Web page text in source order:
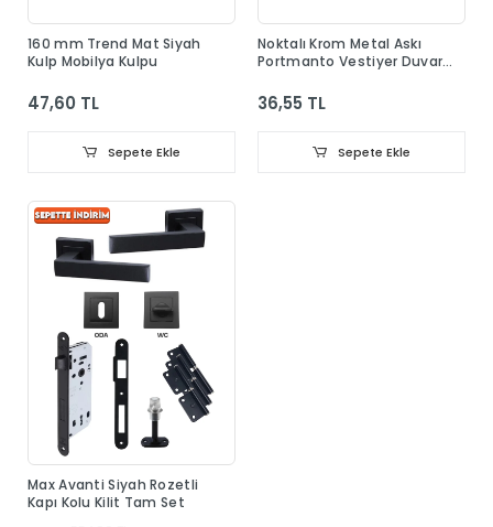
160 mm Trend Mat Siyah
Kulp Mobilya Kulpu
47,60 TL
Sepete Ekle
Noktalı Krom Metal Askı
Portmanto Vestiyer Duvar
36,55 TL
Sepete Ekle
Max Avanti Siyah Rozetli
Kapı Kolu Kilit Tam Set